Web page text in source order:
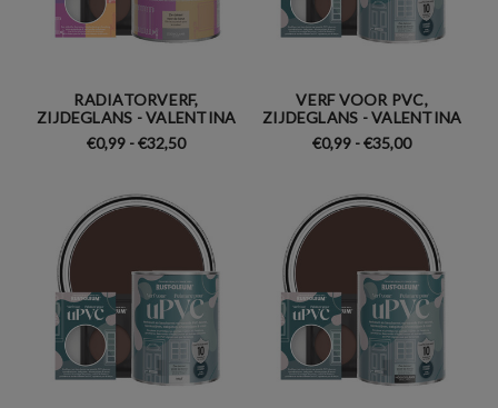
RADIATORVERF,
ZIJDEGLANS - VALENTINA
€0,99 - €32,50
VERF VOOR PVC,
ZIJDEGLANS - VALENTINA
€0,99 - €35,00